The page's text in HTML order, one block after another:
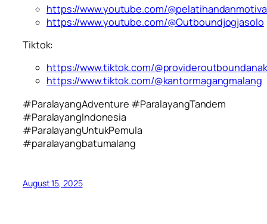
https://www.youtube.com/
https://www.youtube.com/@Outboundjogjasolo
Tiktok:
https://www.tiktok.com/@provideroutboundanak
https://www.tiktok.com/@kantormagangmalang
#ParalayangAdventure #ParalayangTandem
#ParalayangIndonesia
#ParalayangUntukPemula
#paralayangbatumalang
August 15, 2025